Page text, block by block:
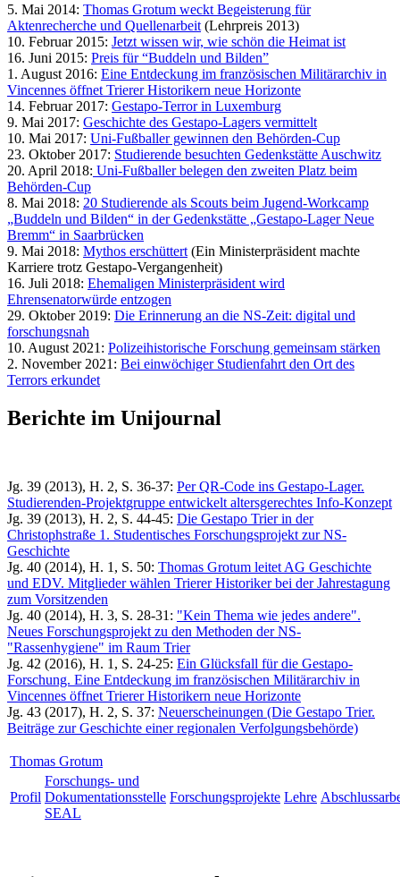
5. Mai 2014: Thomas Grotum weckt Begeisterung für
Aktenrecherche und Quellenarbeit (Lehrpreis 2013)
10. Februar 2015: Jetzt wissen wir, wie schön die Heimat ist
16. Juni 2015: Preis für “Buddeln und Bilden”
1. August 2016: Eine Entdeckung im französischen Militärarchiv in
Vincennes öffnet Trierer Historikern neue Horizonte
14. Februar 2017: Gestapo-Terror in Luxemburg
9. Mai 2017: Geschichte des Gestapo-Lagers vermittelt
10. Mai 2017: Uni-Fußballer gewinnen den Behörden-Cup
23. Oktober 2017: Studierende besuchten Gedenkstätte Auschwitz
20. April 2018: Uni-Fußballer belegen den zweiten Platz beim
Behörden-Cup
8. Mai 2018: 20 Studierende als Scouts beim Jugend-Workcamp
„Buddeln und Bilden“ in der Gedenkstätte „Gestapo-Lager Neue
Bremm“ in Saarbrücken
9. Mai 2018: Mythos erschüttert (Ein Ministerpräsident machte
Karriere trotz Gestapo-Vergangenheit)
16. Juli 2018: Ehemaligen Ministerpräsident wird
Ehrensenatorwürde entzogen
29. Oktober 2019: Die Erinnerung an die NS-Zeit: digital und
forschungsnah
10. August 2021: Polizeihistorische Forschung gemeinsam stärken
2. November 2021: Bei einwöchiger Studienfahrt den Ort des
Terrors erkundet
Berichte im Unijournal
Jg. 39 (2013), H. 2, S. 36-37: Per QR-Code ins Gestapo-Lager.
Studierenden-Projektgruppe entwickelt altersgerechtes Info-Konzept
Jg. 39 (2013), H. 2, S. 44-45: Die Gestapo Trier in der
Christophstraße 1. Studentisches Forschungsprojekt zur NS-
Geschichte
Jg. 40 (2014), H. 1, S. 50: Thomas Grotum leitet AG Geschichte
und EDV. Mitglieder wählen Trierer Historiker bei der Jahrestagung
zum Vorsitzenden
Jg. 40 (2014), H. 3, S. 28-31: "Kein Thema wie jedes andere".
Neues Forschungsprojekt zu den Methoden der NS-
"Rassenhygiene" im Raum Trier
Jg. 42 (2016), H. 1, S. 24-25: Ein Glücksfall für die Gestapo-
Forschung. Eine Entdeckung im französischen Militärarchiv in
Vincennes öffnet Trierer Historikern neue Horizonte
Jg. 43 (2017), H. 2, S. 37: Neuerscheinungen (Die Gestapo Trier.
Beiträge zur Geschichte einer regionalen Verfolgungsbehörde)
Thomas Grotum
Profil
Forschungs- und
Dokumentationsstelle
SEAL
Forschungsprojekte Lehre